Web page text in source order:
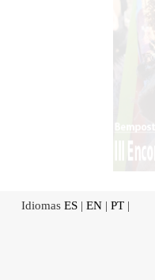
Idiomas ES | EN | PT |